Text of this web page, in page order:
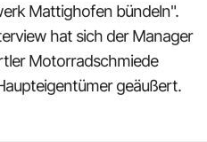
Mattighofen bündeln".
hat sich der Manager
Motorradschmiede
geäußert.